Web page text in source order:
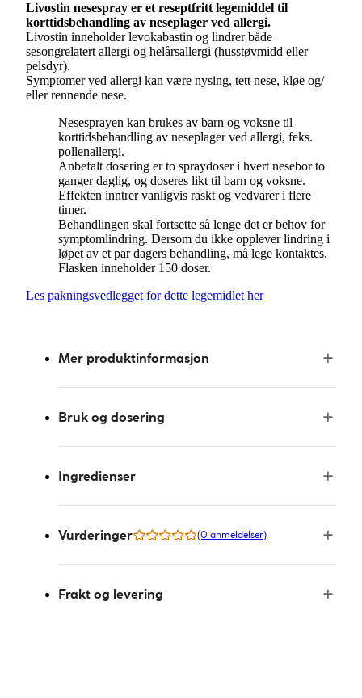
Livostin nesespray er et reseptfritt legemiddel til
korttidsbehandling av neseplager ved allergi.
Livostin inneholder levokabastin og lindrer både
sesongrelatert allergi og helårsallergi (husstøvmidd eller
pelsdyr).
Symptomer ved allergi kan være nysing, tett nese, kløe og​/​
eller rennende nese.
Nesesprayen kan brukes av barn og voksne til
korttidsbehandling av neseplager ved allergi, feks.
pollenallergi.
Anbefalt dosering er to spraydoser i hvert nesebor to
ganger daglig, og doseres likt til barn og voksne.
Effekten inntrer vanligvis raskt og vedvarer i flere
timer.
Behandlingen skal fortsette så lenge det er behov for
symptomlindring. Dersom du ikke opplever lindring i
løpet av et par dagers behandling, må lege kontaktes.
Flasken inneholder 150 doser.
Les pakningsvedlegget for dette legemidlet her
Mer produktinformasjon
Bruk og dosering
Ingredienser
Vurderinger (0 anmeldelser)
Frakt og levering